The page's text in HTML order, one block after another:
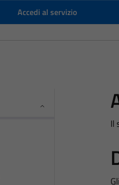
Accedi al servizio
Il